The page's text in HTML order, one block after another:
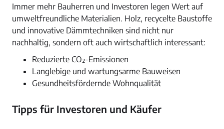
Immer mehr Bauherren und Investoren legen Wert auf
umweltfreundliche Materialien. Holz, recycelte Baustoffe
und innovative Dämmtechniken sind nicht nur
nachhaltig, sondern oft auch wirtschaftlich interessant:
Reduzierte CO₂-Emissionen
Langlebige und wartungsarme Bauweisen
Gesundheitsfördernde Wohnqualität
Tipps für Investoren und Käufer